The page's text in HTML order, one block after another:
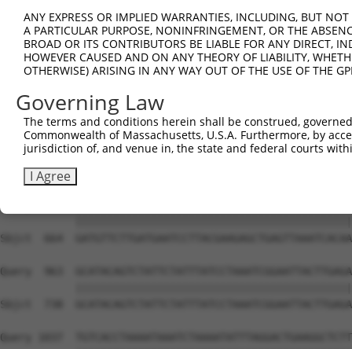
ANY EXPRESS OR IMPLIED WARRANTIES, INCLUDING, BUT
A PARTICULAR PURPOSE, NONINFRINGEMENT, OR THE
BROAD OR ITS CONTRIBUTORS BE LIABLE FOR ANY DIRECT,
HOWEVER CAUSED AND ON ANY THEORY OF LIABILITY,
OTHERWISE) ARISING IN ANY WAY OUT OF THE USE OF THE
Governing Law
The terms and conditions herein shall be construed,
Commonwealth of Massachusetts, U.S.A. Furthermore, by
jurisdiction of, and venue in, the state and federal courts
I Agree